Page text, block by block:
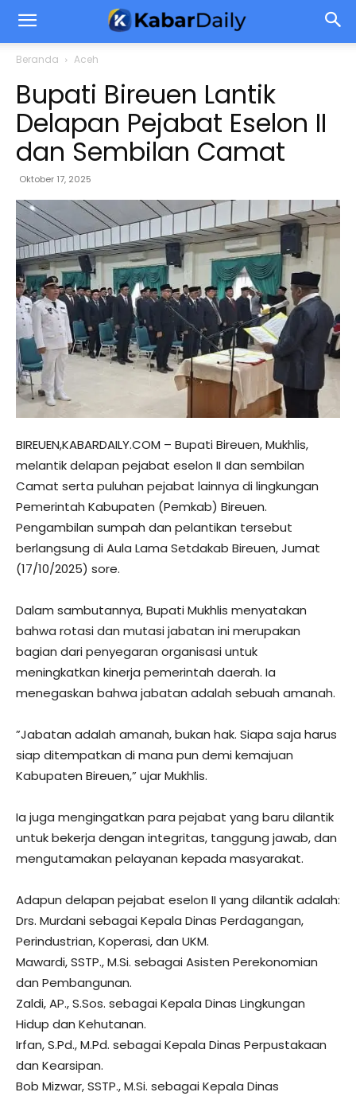
Beranda Aceh
Bupati Bireuen Lantik
Delapan Pejabat Eselon II
dan Sembilan Camat
Oktober 17, 2025
BIREUEN,KABARDAILY.COM – Bupati Bireuen, Mukhlis,
melantik delapan pejabat eselon II dan sembilan
Camat serta puluhan pejabat lainnya di lingkungan
Pemerintah Kabupaten (Pemkab) Bireuen.
Pengambilan sumpah dan pelantikan tersebut
berlangsung di Aula Lama Setdakab Bireuen, Jumat
(17/10/2025) sore.
​Dalam sambutannya, Bupati Mukhlis menyatakan
bahwa rotasi dan mutasi jabatan ini merupakan
bagian dari penyegaran organisasi untuk
meningkatkan kinerja pemerintah daerah. Ia
menegaskan bahwa jabatan adalah sebuah amanah.
​”Jabatan adalah amanah, bukan hak. Siapa saja harus
siap ditempatkan di mana pun demi kemajuan
Kabupaten Bireuen,” ujar Mukhlis.
​Ia juga mengingatkan para pejabat yang baru dilantik
untuk bekerja dengan integritas, tanggung jawab, dan
mengutamakan pelayanan kepada masyarakat.
​Adapun delapan pejabat eselon II yang dilantik adalah:
​Drs. Murdani sebagai Kepala Dinas Perdagangan,
Perindustrian, Koperasi, dan UKM.
​Mawardi, SSTP., M.Si. sebagai Asisten Perekonomian
dan Pembangunan.
​Zaldi, AP., S.Sos. sebagai Kepala Dinas Lingkungan
Hidup dan Kehutanan.
​Irfan, S.Pd., M.Pd. sebagai Kepala Dinas Perpustakaan
dan Kearsipan.
​Bob Mizwar, SSTP., M.Si. sebagai Kepala Dinas